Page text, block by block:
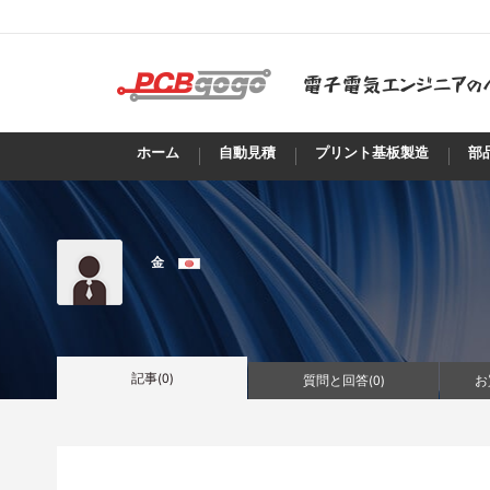
ホーム 自動見積 プリント基板製造 部
金
記事(0) 質問と回答(0)